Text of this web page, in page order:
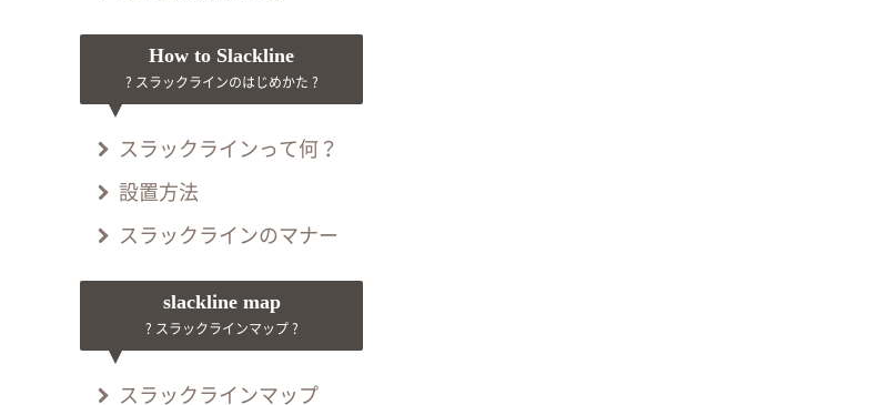
How to Slackline
? スラックラインのはじめかた ?
スラックラインって何？
設置方法
スラックラインのマナー
slackline map
? スラックラインマップ ?
スラックラインマップ